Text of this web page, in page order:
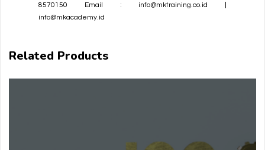
8570150
Email : info@mktraining.co.id |
info@mkacademy.id
Related Products